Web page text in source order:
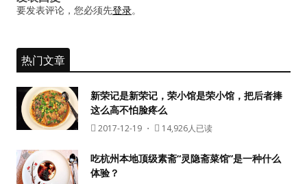
要发表评论，您必须先登录。
热门文章
新荣记是新荣记，荣小馆是荣小馆，把后者捧
这么高不怕脸疼么
2017-12-19 ・ 14,926人已读
吃杭州本地顶级素斋“灵隐斋菜馆”是一种什么
体验？